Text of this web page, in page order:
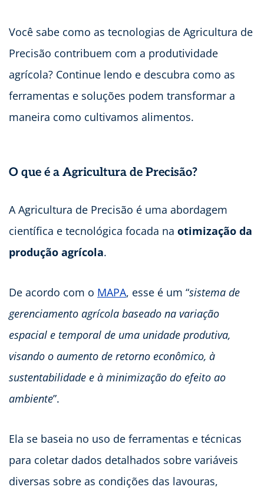
Você sabe como as tecnologias de Agricultura de
Precisão contribuem com a produtividade
agrícola? Continue lendo e descubra como as
ferramentas e soluções podem transformar a
maneira como cultivamos alimentos.
O que é a Agricultura de Precisão?
A Agricultura de Precisão é uma abordagem
científica e tecnológica focada na otimização da
produção agrícola.
De acordo com o MAPA, esse é um “sistema de
gerenciamento agrícola baseado na variação
espacial e temporal de uma unidade produtiva,
visando o aumento de retorno econômico, à
sustentabilidade e à minimização do efeito ao
ambiente”.
Ela se baseia no uso de ferramentas e técnicas
para coletar dados detalhados sobre variáveis
diversas sobre as condições das lavouras,